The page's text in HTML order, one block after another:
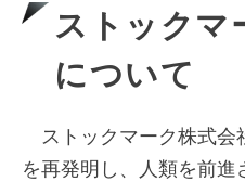
ストックマ
について
ストックマーク株式会
を再発明し、人類を前